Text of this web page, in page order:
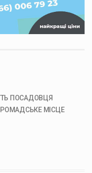
ПОСАДОВЦЯ
МІСЦЕ